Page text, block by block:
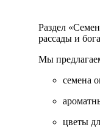
Раздел
рассады и
Мы
семена
цветы